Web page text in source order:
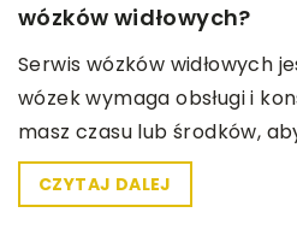
wózków widłowych?
Serwis wózków widłowych
wózek wymaga obsługi i
masz czasu lub środków,
CZYTAJ DALEJ